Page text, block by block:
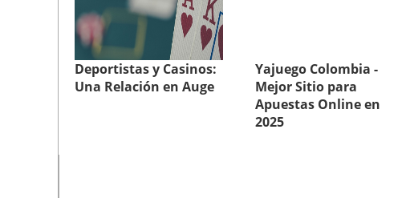
Deportistas y Casinos:
Una Relación en Auge
Yajuego Colombia -
Mejor Sitio para
Apuestas Online en
2025